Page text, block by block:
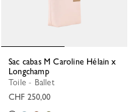
Sac cabas M Caroline Hélain x
Longchamp
Toile - Ballet
CHF 250,00